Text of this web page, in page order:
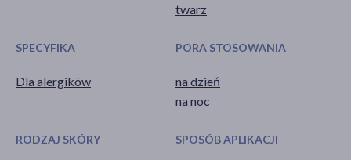
twarz
SPECYFIKA
Dla alergików
PORA STOSOWANIA
na dzień
na noc
RODZAJ SKÓRY SPOSÓB APLIKACJI